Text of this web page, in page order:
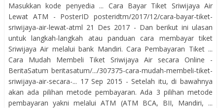
Masukkan kode penyedia ... Cara Bayar Tiket Sriwijaya Air
Lewat ATM - PosterID posteridtm/2017/12/cara-bayar-tiket-
sriwijaya-air-lewat-atml 21 Des 2017 - Dan berikut ini ulasan
untuk langkah-langkah atau panduan cara membayar tiket
Sriwijaya Air melalui bank Mandiri. Cara Pembayaran Tiket ...
Cara Mudah Membeli Tiket Sriwijaya Air secara Online -
BeritaSatum beritasatum/.../307375-cara-mudah-membeli-tiket-
sriwijaya-air-secara-... 17 Sep 2015 - Setelah itu, di bawahnya
akan ada pilihan metode pembayaran. Ada 3 pilihan metode
pembayaran yakni melalui ATM (ATM BCA, BII, Mandiri, ...